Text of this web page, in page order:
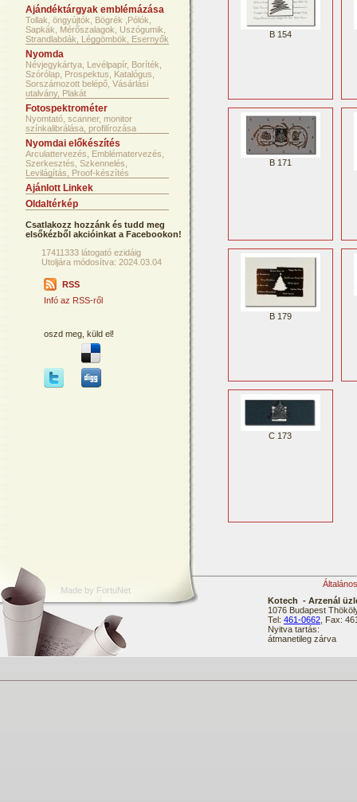
Ajándéktárgyak emblémázása
Tollak, öngyújtók, Bögrék ,Pólók,
Sapkák, Mérőszalagok, Uszógumik,
Strandlabdák, Léggömbök, Esernyők
Nyomda
Névjegykártya, Levélpapír, Boríték,
Szórólap, Prospektus, Katalógus,
Sorszámozott belépő, Vásárlási
utalvány, Plakát
Fotospektrométer
Nyomtató, scanner, monitor
színkalibrálása, profilírozása
Nyomdai előkészítés
Arculattervezés, Emblématervezés,
Szerkesztés, Szkennelés,
Levilágítás, Proof-készítés
Ajánlott Linkek
Oldaltérkép
Csatlakozz hozzánk és tudd meg
elsőkézből akcióinkat a Facebookon!
17411333 látogató ezidáig
Utoljára módosítva: 2024.03.04
RSS
Infó az RSS-ről
oszd meg, küld el!
B 154
B 171
B 179
C 173
Made by FortuNet
Kotech - Arzenál
1076 Budapest
Tel: 461-0662 , Fax:
Nyitva tartás:
átmanetileg zárva